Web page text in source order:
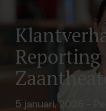
Reporting
5 januari, 2026 -